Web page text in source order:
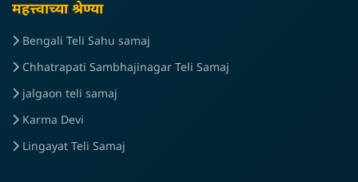
महत्त्वाच्या श्रेण्या
Bengali Teli Sahu samaj
Chhatrapati Sambhajinagar Teli Samaj
jalgaon teli samaj
Karma Devi
Lingayat Teli Samaj